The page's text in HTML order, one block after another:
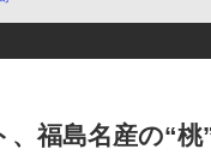
、福島名産の“